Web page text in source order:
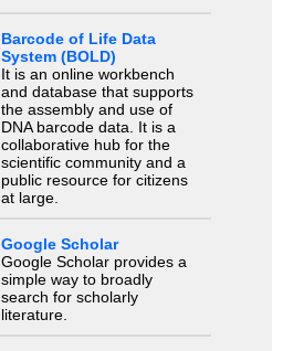
Barcode of Life Data
System (BOLD)
It is an online workbench
and database that supports
the assembly and use of
DNA barcode data. It is a
collaborative hub for the
scientific community and a
public resource for citizens
at large.
Google Scholar
Google Scholar provides a
simple way to broadly
search for scholarly
literature.